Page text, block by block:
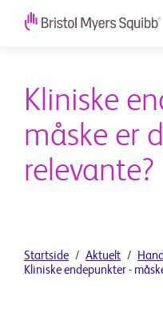
Kliniske
måske er
relevante?
Startside Aktuelt
Kliniske endepunkter -